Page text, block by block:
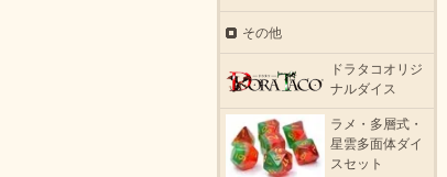
その他
ドラタコオリジ
ナルダイス
ラメ・多層式・
星雲多面体ダイ
スセット